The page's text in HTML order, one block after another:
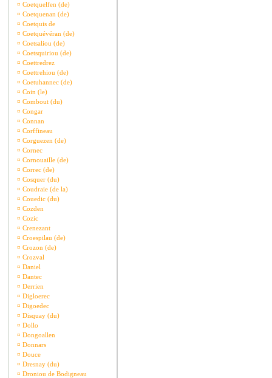
¤ Coetquelfen (de)
¤ Coetquenan (de)
¤ Coetquis de
¤ Coetquévéran (de)
¤ Coetsaliou (de)
¤ Coetsquiriou (de)
¤ Coettredrez
¤ Coettrehiou (de)
¤ Coetuhannec (de)
¤ Coin (le)
¤ Combout (du)
¤ Congar
¤ Connan
¤ Corffineau
¤ Corguezen (de)
¤ Cornec
¤ Cornouaille (de)
¤ Correc (de)
¤ Cosquer (du)
¤ Coudraie (de la)
¤ Couedic (du)
¤ Cozden
¤ Cozic
¤ Crenezant
¤ Croespilau (de)
¤ Crozon (de)
¤ Crozval
¤ Daniel
¤ Dantec
¤ Derrien
¤ Digloerec
¤ Digoedec
¤ Disquay (du)
¤ Dollo
¤ Dongoallen
¤ Donnars
¤ Douce
¤ Dresnay (du)
¤ Droniou de Bodigneau